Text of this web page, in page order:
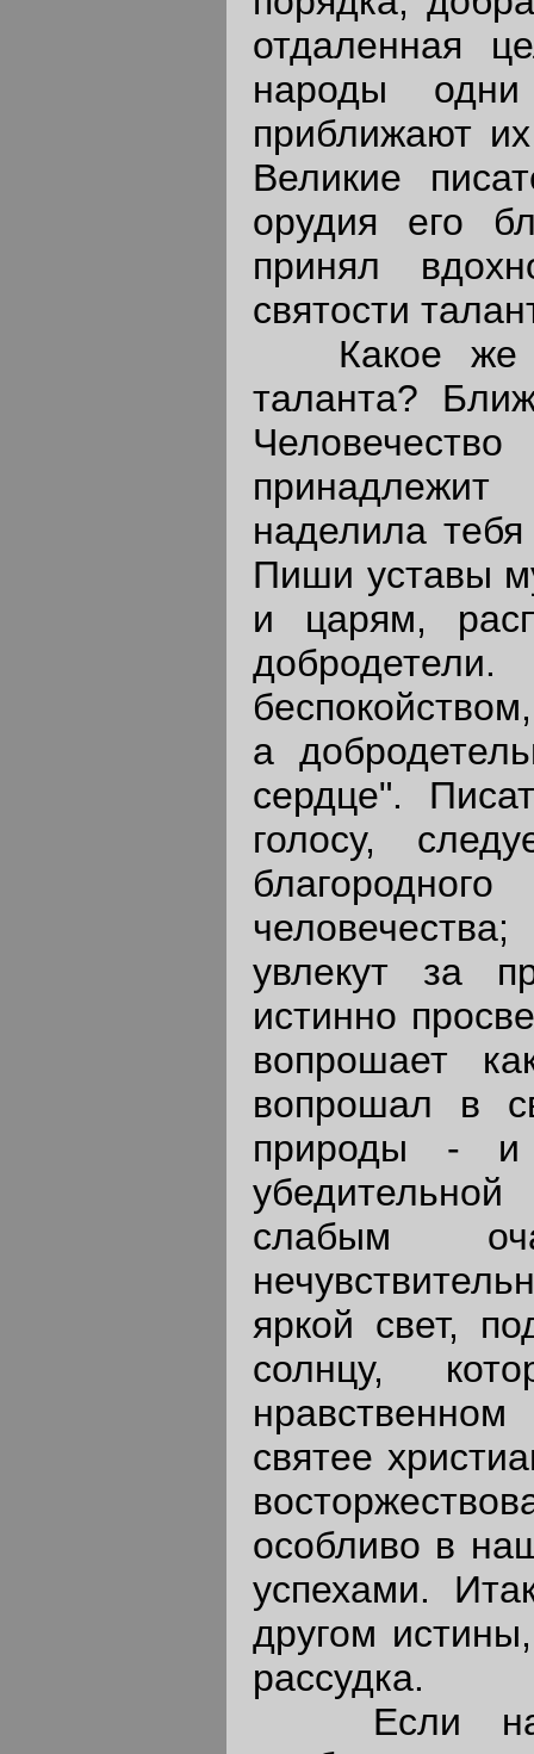
отдаленная
народы
приближают
Великие
орудия его
принял
святости
Какое же
таланта?
наделила
Пиши уставы
и царям,
а
сердце".
голосу,
увлекут за
истинно
вопрошает
вопрошал в
природы - и
слабым
яркой свет,
солнцу,
святее
особливо в
успехами.
другом
рассудка.
Если